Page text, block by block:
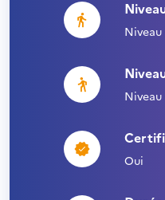
Niveau
Niveau
Oui